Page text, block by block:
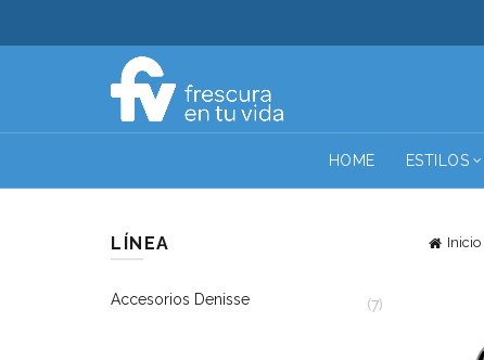
HOME ESTILOS
Inicio
LÍNEA
Accesorios Denisse (7)